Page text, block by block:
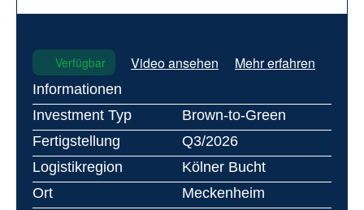
Verfügbar Video ansehen Mehr erfahren
Informationen
Investment Typ
Brown-to-Green
Fertigstellung
Q3/2026
Logistikregion
Kölner Bucht
Ort
Meckenheim